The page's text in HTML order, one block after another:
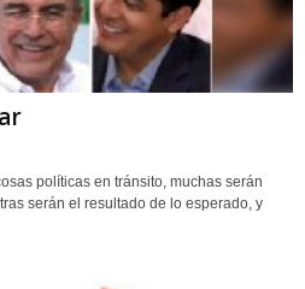
políticas en tránsito, muchas serán
serán el resultado de lo esperado, y